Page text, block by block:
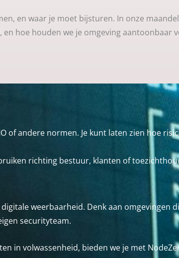
en waar je moet bijsturen. In onze
hoe houden we je omgeving aantoonbaar
of andere normen. Je kunt laten zien hoe
richting bestuur, klanten of
weerbaarheid. Denk aan omgevingen
securityteam.
in volwassenheid, bieden we je met